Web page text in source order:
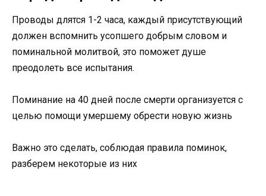
Проводы длятся 1-2 часа, каждый присутствующий
должен вспомнить усопшего добрым словом и
поминальной молитвой, это поможет душе
преодолеть все испытания.
Поминание на 40 дней после смерти организуется с
целью помощи умершему обрести новую жизнь
Важно это сделать, соблюдая правила поминок,
разберем некоторые из них